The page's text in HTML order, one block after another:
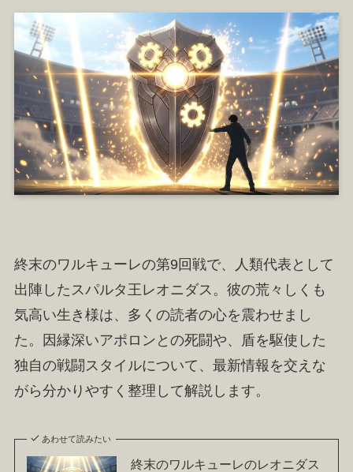
終末のワルキューレの第9回戦で、人類代表として
出陣したスパルタ王レオニダス。彼の荒々しくも
気高い生き様は、多くの読者の心を震わせまし
た。因縁深いアポロンとの死闘や、盾を駆使した
独自の戦闘スタイルについて、最新情報を交えな
がら分かりやすく整理して解説します。
あわせて読みたい
終末のワルキューレのレオニダス